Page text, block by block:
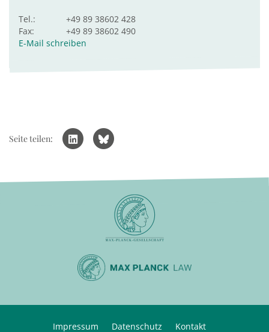
Tel.:
+49 89 38602 428
Fax:
+49 89 38602 490
E-Mail schreiben
Seite teilen:
Impressum Datenschutz Kontakt